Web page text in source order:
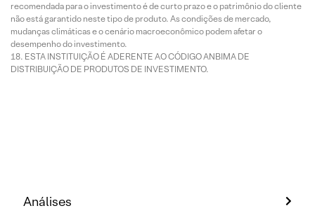
recomendada para o investimento é de curto prazo e o patrimônio do cliente
não está garantido neste tipo de produto. As condições de mercado,
mudanças climáticas e o cenário macroeconômico podem afetar o
desempenho do investimento.
ESTA INSTITUIÇÃO É ADERENTE AO CÓDIGO ANBIMA DE
DISTRIBUIÇÃO DE PRODUTOS DE INVESTIMENTO.
Análises